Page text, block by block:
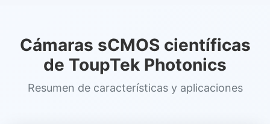
Cámaras sCMOS científicas
de ToupTek Photonics
Resumen de características y aplicaciones